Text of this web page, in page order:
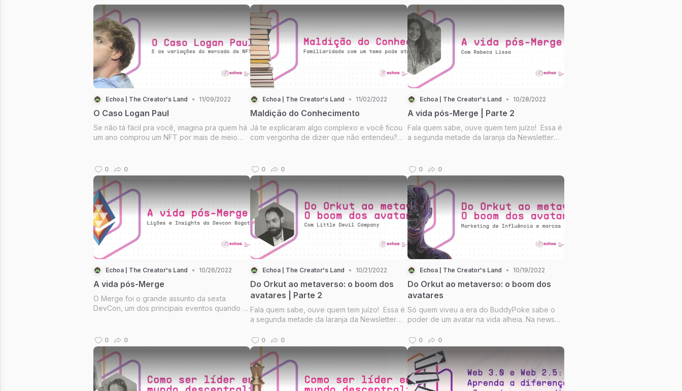
Echoa | The Creator's Land • 11/09/2022
O Caso Logan Paul
Se não tá fácil pra você, imagina pra quem há
um ano comprou um NFT por mais de meio
0 0
Echoa | The Creator's Land • 11/02/2022
Maldição do Conhecimento
Já te explicaram algo complexo e você ficou
com vergonha de dizer que não entendeu?
0 0
Echoa | The Creator's Land • 10/28/2022
A vida pós-Merge | Parte 2
Fala quem sabe, ouve quem tem juízo! Essa é
a segunda metade da laranja da Newsletter
DevCon!
0 0
Echoa | The Creator's Land • 10/26/2022
A vida pós-Merge
O Merge foi o grande assunto da sexta
DevCon, um dos principais eventos quando o
fusão e as discussões do evento ocorrido em
Bogotá.
0 0
Echoa | The Creator's Land • 10/21/2022
Do Orkut ao metaverso: o boom dos
avatares | Parte 2
Fala quem sabe, ouve quem tem juízo! Essa é
a segunda metade da laranja da Newsletter
companhia de duas feras da Little Devil
Company para discorrer sobre o modo como
os avatares influenciam a geração de
0 0
Echoa | The Creator's Land • 10/19/2022
Do Orkut ao metaverso: o boom dos
avatares
Só quem viveu a era do BuddyPoke sabe o
poder de um avatar na vida alheia. Na news
a relação mercadológica que eles propõe.
0 0